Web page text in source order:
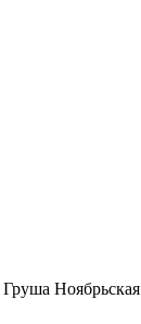
Груша Ноябрьская